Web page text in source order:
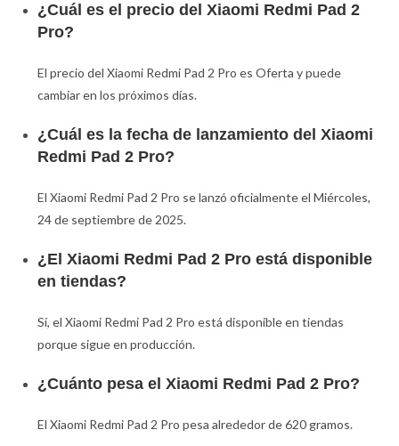
¿Cuál es el precio del Xiaomi Redmi Pad 2
Pro?
El precio del Xiaomi Redmi Pad 2 Pro es Oferta y puede
cambiar en los próximos días.
¿Cuál es la fecha de lanzamiento del Xiaomi
Redmi Pad 2 Pro?
El Xiaomi Redmi Pad 2 Pro se lanzó oficialmente el Miércoles,
24 de septiembre de 2025.
¿El Xiaomi Redmi Pad 2 Pro está disponible
en tiendas?
Sí, el Xiaomi Redmi Pad 2 Pro está disponible en tiendas
porque sigue en producción.
¿Cuánto pesa el Xiaomi Redmi Pad 2 Pro?
El Xiaomi Redmi Pad 2 Pro pesa alrededor de 620 gramos.